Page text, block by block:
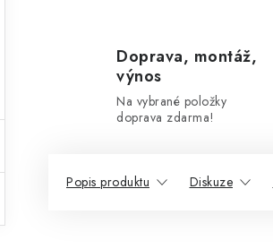
Doprava, montáž,
výnos
Na vybrané položky
doprava zdarma!
Popis produktu Diskuze